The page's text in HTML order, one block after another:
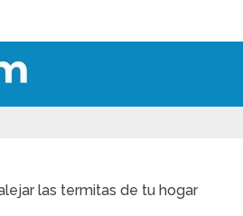
las termitas de tu hogar